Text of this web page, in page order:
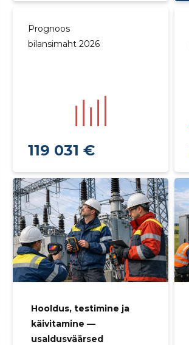
Prognoos
bilansimaht 2026
119 031 €
Hooldus, testimine ja
käivitamine —
usaldusväärsed